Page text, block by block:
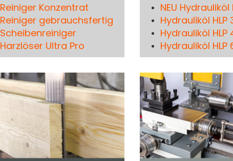
Reiniger Konzentrat
Reiniger gebrauchsfertig
Scheibenreiniger
Harzlöser Ultra Pro
NEU Hydrauliköl
Hydrauliköl HLP
Hydrauliköl HLP
Hydrauliköl HLP